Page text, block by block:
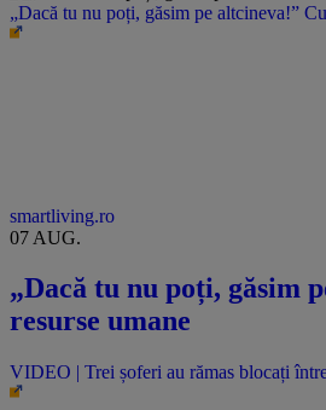
„Dacă tu nu poți, găsim pe altcineva!”
smartliving.ro
07 AUG.
„Dacă tu nu poți, găsim
resurse umane
VIDEO | Trei șoferi au rămas blocați